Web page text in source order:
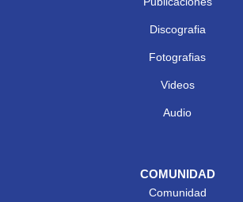
Discografia
Fotografias
Videos
Audio
COMUNIDAD
Comunidad